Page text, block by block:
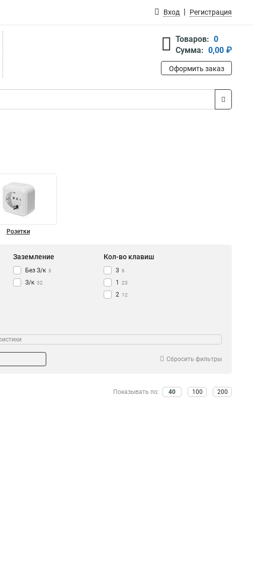
Вход Регистрация
Товаров: 0
Сумма: 0,00 ₽
Оформить заказ
Розетки
Заземление
Без З/к 3
З/к 32
Кол-во клавиш
3 6
1 23
2 12
Да 10 Да 6
Сбросить фильтры
Показывать по: 40 100 200